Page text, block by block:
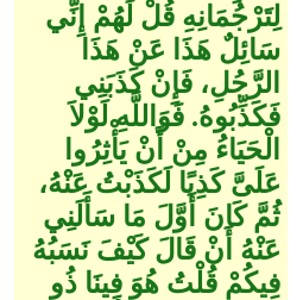
لِتَرْجُمَانِهِ قُلْ لَهُمْ إِنِّي
سَائِلٌ هَذَا عَنْ هَذَا
الرَّجُلِ، فَإِنْ كَذَبَنِي
فَكَذِّبُوهُ‏.‏ فَوَاللَّهِ لَوْلاَ
الْحَيَاءُ مِنْ أَنْ يَأْثِرُوا
عَلَىَّ كَذِبًا لَكَذَبْتُ عَنْهُ،
ثُمَّ كَانَ أَوَّلَ مَا سَأَلَنِي
عَنْهُ أَنْ قَالَ كَيْفَ نَسَبُهُ
فِيكُمْ قُلْتُ هُوَ فِينَا ذُو